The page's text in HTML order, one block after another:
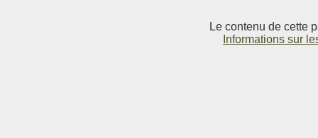
Le contenu de cette
Informations sur